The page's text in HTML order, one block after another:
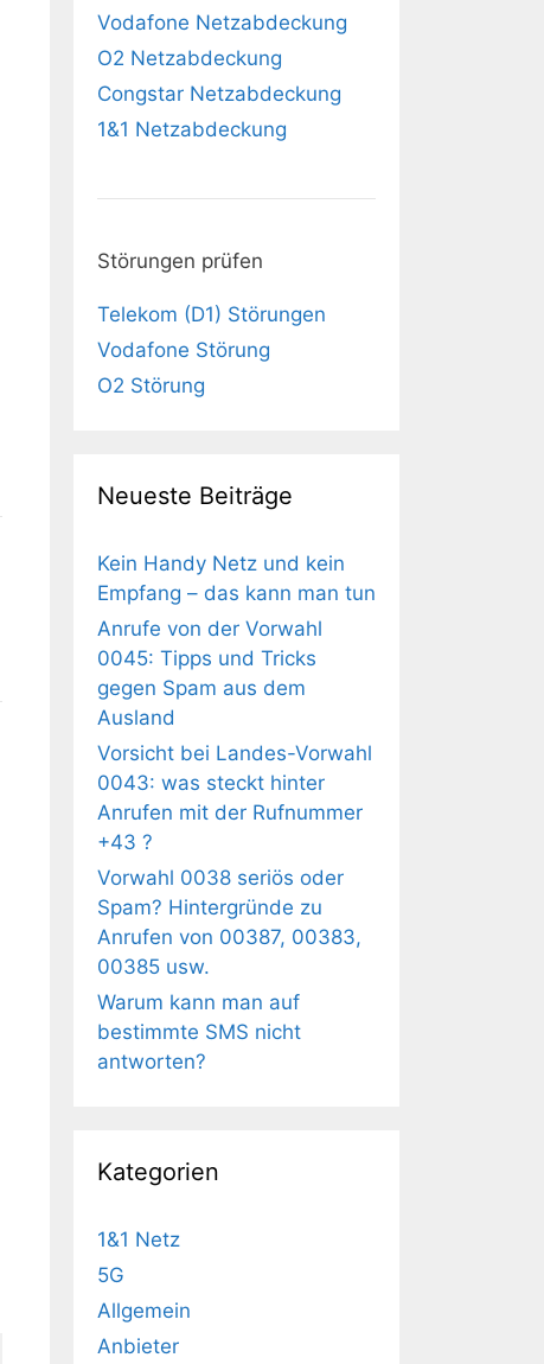
Vodafone Netzabdeckung
O2 Netzabdeckung
Congstar Netzabdeckung
1&1 Netzabdeckung
Störungen prüfen
Telekom (D1) Störungen
Vodafone Störung
O2 Störung
Neueste Beiträge
Kein Handy Netz und kein
Empfang – das kann man tun
Anrufe von der Vorwahl
0045: Tipps und Tricks
gegen Spam aus dem
Ausland
Vorsicht bei Landes-Vorwahl
0043: was steckt hinter
Anrufen mit der Rufnummer
+43 ?
Vorwahl 0038 seriös oder
Spam? Hintergründe zu
Anrufen von 00387, 00383,
00385 usw.
Warum kann man auf
bestimmte SMS nicht
antworten?
Kategorien
1&1 Netz
5G
Allgemein
Anbieter